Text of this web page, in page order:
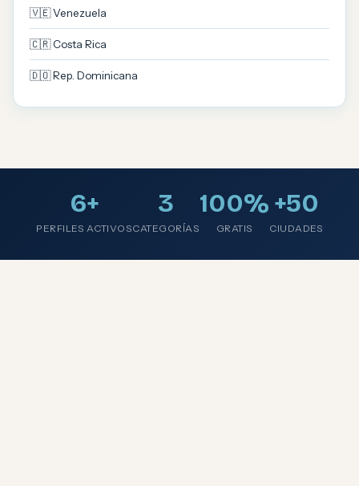
🇻🇪 Venezuela
🇨🇷 Costa Rica
🇩🇴 Rep. Dominicana
6+
PERFILES ACTIVOS
3
CATEGORÍAS
100%
GRATIS
+50
CIUDADES